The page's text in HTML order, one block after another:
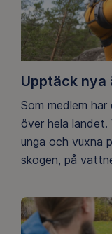
Upptäck nya
Som medlem
över hela landet.
unga och vuxna
skogen, på